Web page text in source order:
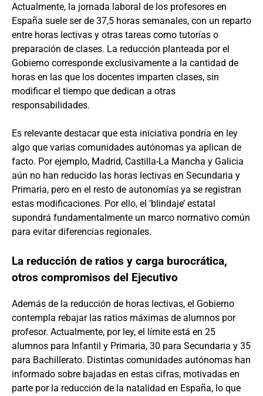
Actualmente, la jornada laboral de los profesores en
España suele ser de 37,5 horas semanales, con un reparto
entre horas lectivas y otras tareas como tutorías o
preparación de clases. La reducción planteada por el
Gobierno corresponde exclusivamente a la cantidad de
horas en las que los docentes imparten clases, sin
modificar el tiempo que dedican a otras
responsabilidades.
Es relevante destacar que esta iniciativa pondría en ley
algo que varias comunidades autónomas ya aplican de
facto. Por ejemplo, Madrid, Castilla-La Mancha y Galicia
aún no han reducido las horas lectivas en Secundaria y
Primaria, pero en el resto de autonomías ya se registran
estas modificaciones. Por ello, el ‘blindaje’ estatal
supondrá fundamentalmente un marco normativo común
para evitar diferencias regionales.
La reducción de ratios y carga burocrática,
otros compromisos del Ejecutivo
Además de la reducción de horas lectivas, el Gobierno
contempla rebajar las ratios máximas de alumnos por
profesor. Actualmente, por ley, el límite está en 25
alumnos para Infantil y Primaria, 30 para Secundaria y 35
para Bachillerato. Distintas comunidades autónomas han
informado sobre bajadas en estas cifras, motivadas en
parte por la reducción de la natalidad en España, lo que